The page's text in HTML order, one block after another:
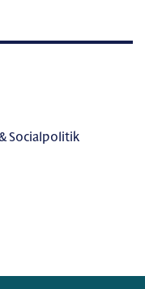
Socialpolitik